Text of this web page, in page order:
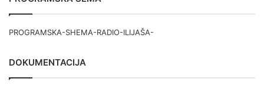
PROGRAMSKA-SHEMA-RADIO-ILIJAŠA-
DOKUMENTACIJA